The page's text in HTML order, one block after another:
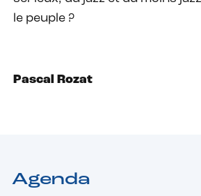
le peuple ?
Pascal Rozat
Agenda